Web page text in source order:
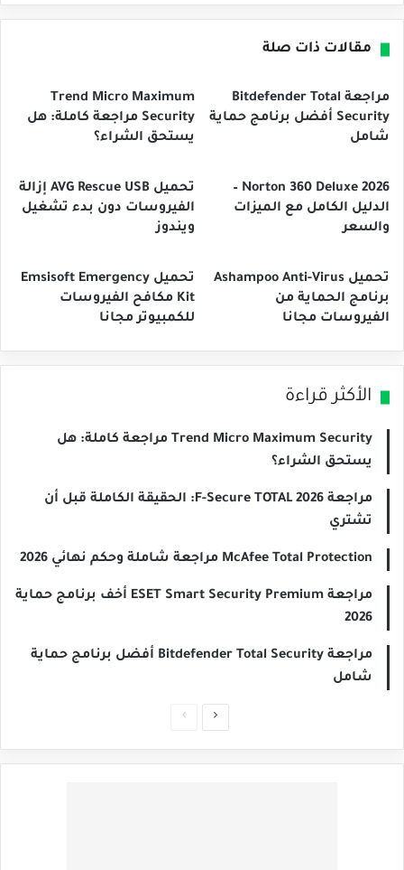
مقالات ذات صلة
مراجعة Bitdefender Total
Security أفضل برنامج حماية
شامل
Trend Micro Maximum
Security مراجعة كاملة: هل
يستحق الشراء؟
Norton 360 Deluxe 2026 –
الدليل الكامل مع الميزات
والسعر
تحميل AVG Rescue USB إزالة
الفيروسات دون بدء تشغيل
ويندوز
تحميل Ashampoo Anti-Virus
برنامج الحماية من
الفيروسات مجانا
تحميل Emsisoft Emergency
Kit مكافح الفيروسات
للكمبيوتر مجانا
الأكثر قراءة
Trend Micro Maximum Security مراجعة كاملة: هل
يستحق الشراء؟
مراجعة F-Secure TOTAL 2026: الحقيقة الكاملة قبل أن
تشتري
McAfee Total Protection مراجعة شاملة وحكم نهائي 2026
مراجعة ESET Smart Security Premium أخف برنامج حماية
2026
مراجعة Bitdefender Total Security أفضل برنامج حماية
شامل
الصفحةالصفحة